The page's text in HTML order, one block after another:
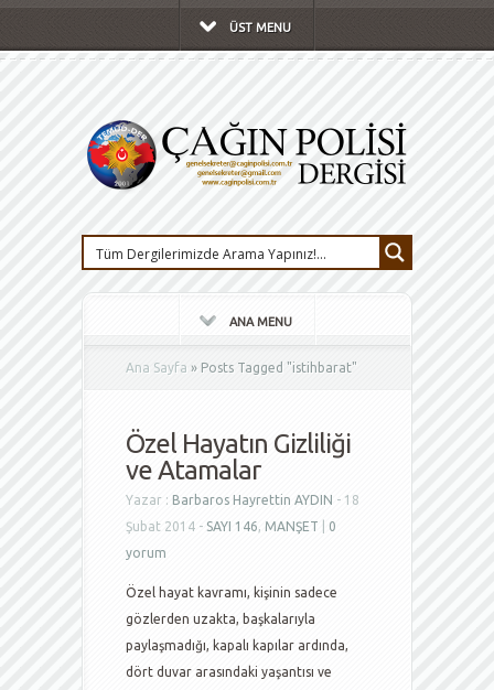
ÜST MENU
ANA MENU
Ana Sayfa » Posts Tagged "istihbarat"
Özel Hayatın Gizliliği
ve Atamalar
Yazar : Barbaros Hayrettin AYDIN - 18
Şubat 2014 - SAYI 146, MANŞET
0
yorum
Özel hayat kavramı, kişinin sadece
gözlerden uzakta, başkalarıyla
paylaşmadığı, kapalı kapılar ardında,
dört duvar arasındaki yaşantısı ve